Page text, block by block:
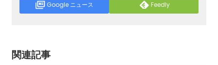
Google ニュース Feedly
関連記事